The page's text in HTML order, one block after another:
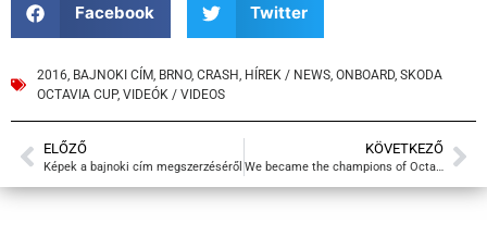
Facebook Twitter
2016, BAJNOKI CÍM, BRNO, CRASH, HÍREK / NEWS, ONBOARD, SKODA
OCTAVIA CUP, VIDEÓK / VIDEOS
ELŐZŐ
Képek a bajnoki cím megszerzéséről
KÖVETKEZŐ
We became the champions of Octavia Cup!